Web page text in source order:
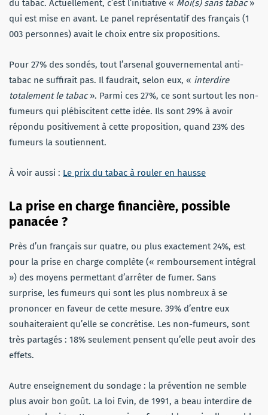
du tabac. Actuellement, c’est l’initiative « Moi(s) sans tabac»
qui est mise en avant. Le panel représentatif des français (1
003 personnes) avait le choix entre six propositions.
Pour 27% des sondés, tout l’arsenal gouvernemental anti-
tabac ne suffirait pas. Il faudrait, selon eux, « interdire
totalement le tabac». Parmi ces 27%, ce sont surtout les non-
fumeurs qui plébiscitent cette idée. Ils sont 29% à avoir
répondu positivement à cette proposition, quand 23% des
fumeurs la soutiennent.
À voir aussi : Le prix du tabac à rouler en hausse
La prise en charge financière, possible
panacée ?
Près d’un français sur quatre, ou plus exactement 24%, est
pour la prise en charge complète (« remboursement intégral
») des moyens permettant d’arrêter de fumer. Sans
surprise, les fumeurs qui sont les plus nombreux à se
prononcer en faveur de cette mesure. 39% d’entre eux
souhaiteraient qu’elle se concrétise. Les non-fumeurs, sont
très partagés : 18% seulement pensent qu’elle peut avoir des
effets.
Autre enseignement du sondage : la prévention ne semble
plus avoir bon goût. La loi Evin, de 1991, a beau interdire de